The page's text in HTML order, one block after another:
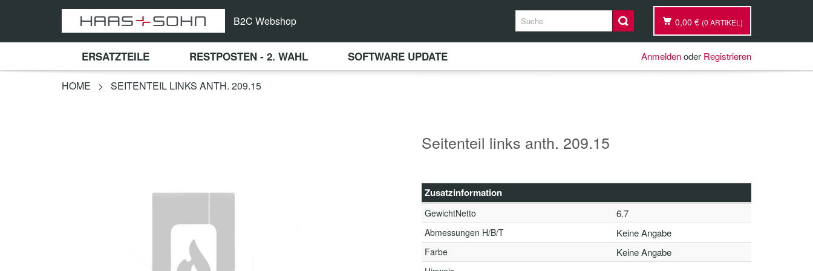
B2C Webshop 0,00 € (0 ARTIKEL)
ERSATZTEILE RESTPOSTEN - 2. WAHL SOFTWARE UPDATE Anmeldenoder Registrieren
HOME > SEITENTEIL LINKS ANTH. 209.15
Seitenteil links anth. 209.15
Zusatzinformation
GewichtNetto 6.7
Abmessungen H/B/T Keine Angabe
Farbe Keine Angabe